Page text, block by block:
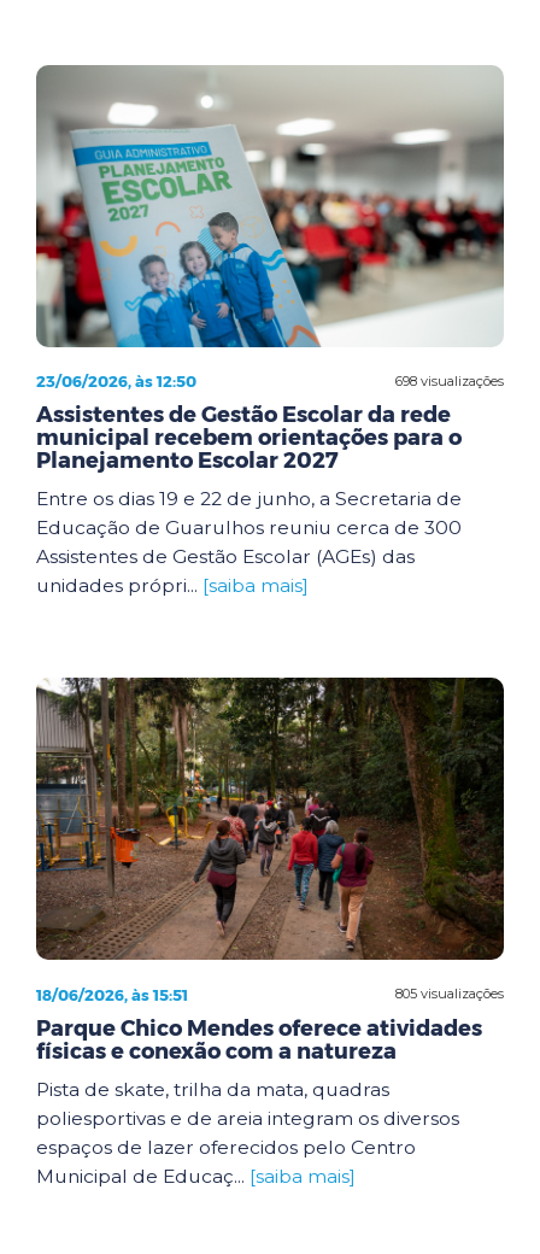
698 visualizações
23/06/2026, às 12:50
Assistentes de Gestão Escolar da rede
municipal recebem orientações para o
Planejamento Escolar 2027
Entre os dias 19 e 22 de junho, a Secretaria de
Educação de Guarulhos reuniu cerca de 300
Assistentes de Gestão Escolar (AGEs) das
unidades própri... [saiba mais]
805 visualizações
18/06/2026, às 15:51
Parque Chico Mendes oferece atividades
físicas e conexão com a natureza
Pista de skate, trilha da mata, quadras
poliesportivas e de areia integram os diversos
espaços de lazer oferecidos pelo Centro
Municipal de Educaç... [saiba mais]